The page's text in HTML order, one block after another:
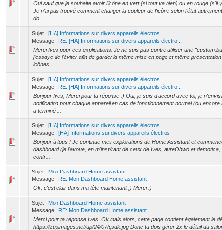
Oui sauf que je souhaite avoir l'icône en vert (si tout va bien) ou en rouge (s'il
Je n'ai pas trouvé comment changer la couleur de l'icône selon l'état
do...
Sujet : [HA] Informations sur divers appareils électros
Message : RE: [HA] Informations sur divers appareils électro...
Merci Ives pour ces explications. Je ne suis pas contre utiliser une
j'essaye de l'éviter afin de garder la même mise en page et même
icônes. ...
Sujet : [HA] Informations sur divers appareils électros
Message : RE: [HA] Informations sur divers appareils électro...
Bonjour Ives, Merci pour ta réponse :) Oui, je suis d'accord avec toi, je
notification pour chaque appareil en cas de fonctionnement normal (ou encore
a terminé ...
Sujet : [HA] Informations sur divers appareils électros
Message : [HA] Informations sur divers appareils électros
Bonjour à tous ! Je continue mes explorations de Home Assistant et
dashboard (je l'avoue, en m'inspirant de ceux de Ives, aureOhwo et
contr...
Sujet : Mon Dashboard Home assistant
Message : RE: Mon Dashboard Home assistant
Ok, c'est clair dans ma tête maintenant ;) Merci :)
Sujet : Mon Dashboard Home assistant
Message : RE: Mon Dashboard Home assistant
Merci pour ta réponse Ives. Ok mais alors, cette page contient également le
https://zupimages.net/up/24/07/qsdk.jpg Donc tu dois gérer 2x le détail du